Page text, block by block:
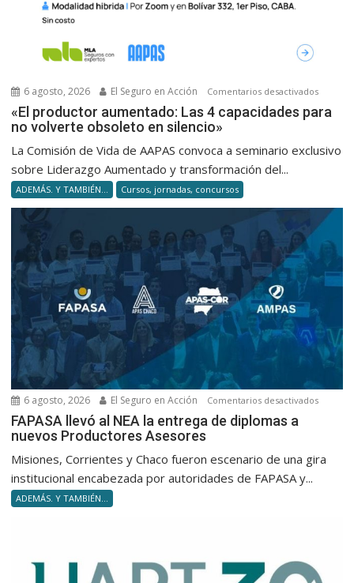
6 agosto, 2026 El Seguro en Acción Comentarios desactivadosen
«El
para
no
volverte
en
«El productor aumentado: Las 4 capacidades para
no volverte obsoleto en silencio»
La Comisión de Vida de AAPAS convoca a seminario exclusivo
sobre Liderazgo Aumentado y transformación del...
ADEMÁS. Y TAMBIÉN... Cursos, jornadas, concursos
6 agosto, 2026 El Seguro en Acción Comentarios desactivadosen
nuevos
FAPASA llevó al NEA la entrega de diplomas a
nuevos Productores Asesores
Misiones, Corrientes y Chaco fueron escenario de una gira
institucional encabezada por autoridades de FAPASA y...
ADEMÁS. Y TAMBIÉN...